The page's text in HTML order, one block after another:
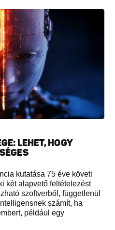
LEHET, HOGY
kutatása 75 éve követi
két alapvető feltételezést
szoftverből, függetlenül
számít, ha
például egy